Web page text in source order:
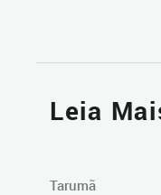
Leia
Tarumã